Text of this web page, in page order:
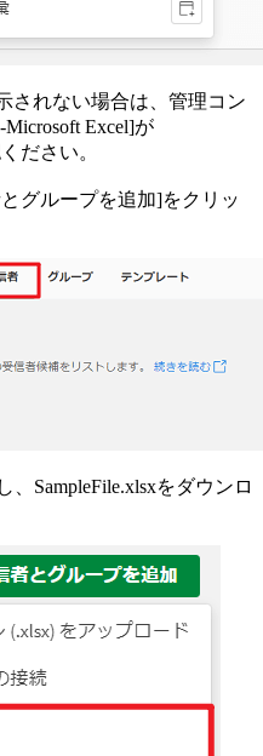
されない場合は、管理コン
Excel]が
ださい。
グループを追加]をクリッ
SampleFile.xlsxをダウンロ